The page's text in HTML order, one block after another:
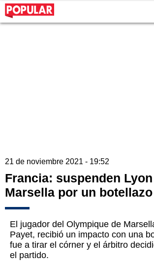
21 de noviembre 2021 - 19:52
Francia: suspenden
Marsella por un
El jugador del Olympique de
Payet, recibió un impacto con una
fue a tirar el córner y el árbitro
el partido.